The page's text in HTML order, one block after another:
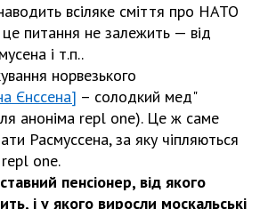
всіляке сміття про НАТО
це питання не залежить — від
і т.п..
норвезького
Єнссена] – солодкий мед"
аноніма repl one). Це ж саме
Расмуссена, за яку чіпляються
repl one.
пенсіонер, від якого
і у якого виросли москальські